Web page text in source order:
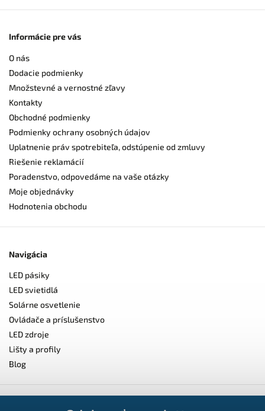
Informácie pre vás
O nás
Dodacie podmienky
Množstevné a vernostné zľavy
Kontakty
Obchodné podmienky
Podmienky ochrany osobných údajov
Uplatnenie práv spotrebiteľa, odstúpenie od zmluvy
Riešenie reklamácií
Poradenstvo, odpovedáme na vaše otázky
Moje objednávky
Hodnotenia obchodu
Navigácia
LED pásiky
LED svietidlá
Solárne osvetlenie
Ovládače a príslušenstvo
LED zdroje
Lišty a profily
Blog